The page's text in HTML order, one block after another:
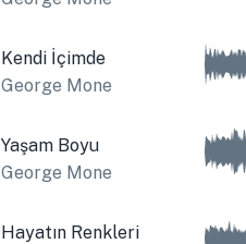
Kendi İçimde
George Mone
Yaşam Boyu
George Mone
Hayatın Renkleri